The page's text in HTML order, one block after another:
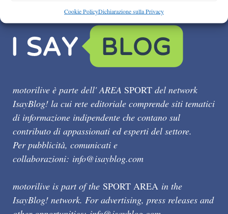
Cookie PolicyDichiarazione sulla Privacy
motorilive è parte dell' AREA SPORT del network
IsayBlog! la cui rete editoriale comprende siti tematici
di informazione indipendente che contano sul
contributo di appassionati ed esperti del settore.
Per pubblicità, comunicati e
collaborazioni: info@isayblog.com
motorilive is part of the SPORT AREA in the
IsayBlog! network. For advertising, press releases and